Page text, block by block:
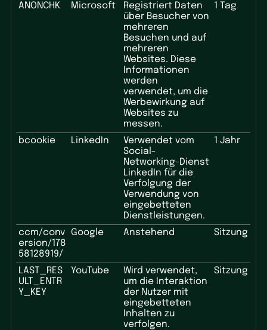
ANONCHK Microsoft
Registriert Daten
über Besucher von
mehreren
Besuchen und auf
mehreren
Websites. Diese
Informationen
werden
verwendet, um die
Werbewirkung auf
Websites zu
messen.
1 Tag
bcookie LinkedIn
Verwendet vom
Social-
Networking-Dienst
LinkedIn für die
Verfolgung der
Verwendung von
eingebetteten
Dienstleistungen.
1 Jahr
ccm/conv
ersion/178
58128919/
Google Anstehend Sitzung
LAST_RES
ULT_ENTR
Y_KEY
YouTube
Wird verwendet,
um die Interaktion
der Nutzer mit
eingebetteten
Inhalten zu
verfolgen.
Sitzung